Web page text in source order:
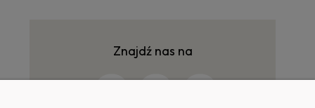
Znajdź nas na